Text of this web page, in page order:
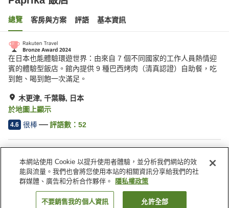
總覽 客房與方案 評語 基本資訊
在日本也能體驗環遊世界：由來自 7 個不同國家的工作人員熱情迎
賓的體驗型飯店。館內提供 9 種巴西烤肉（清真認證）自助餐，吃
到飽、喝到飽一次滿足。
木更津, 千葉縣, 日本
於地圖上顯示
4.6 很棒 評語數： 52
車站接送服務
禮賓服務
寄存行李服務
宅配服務
日本 千葉縣 木更津 Paprika 飯店
找客房
本網站使用 Cookie 以提升使用者體驗，並分析我們網站的效
能與流量。我們也會將您使用本站的相關資訊分享給我們的社
群媒體、廣告和分析合作夥伴。
隱私權政策
不要銷售我的個人資訊 允許全部